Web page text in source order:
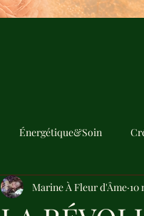
Énergétique&Soin
Marine À Fleur d'Âme 10